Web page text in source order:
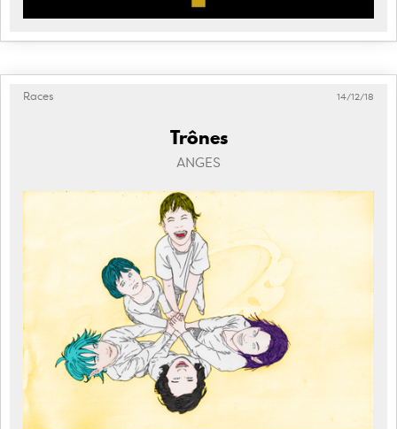
Races 14/12/18
Trônes
ANGES